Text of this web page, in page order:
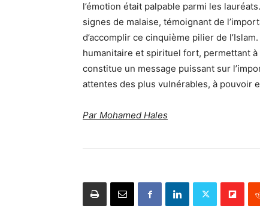
l’émotion était palpable parmi les
signes de malaise, témoignant de
d’accomplir ce cinquième pilier de
humanitaire et spirituel fort, permettant
constitue un message puissant sur
attentes des plus vulnérables, à pouvoir
Par Mohamed Hales